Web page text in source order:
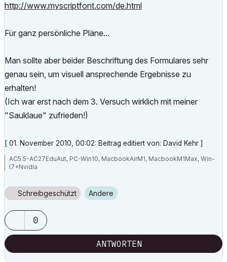
http://www.myscriptfont.com/de.html
Für ganz persönliche Pläne...
Man sollte aber beider Beschriftung des Formulares sehr
genau sein, um visuell ansprechende Ergebnisse zu
erhalten!
(Ich war erst nach dem 3. Versuch wirklich mit meiner
"Sauklaue" zufrieden!)
[ 01. November 2010, 00:02: Beitrag editiert von: David Kehr ]
AC5.5-AC27EduAut, PC-Win10, MacbookAirM1, MacbookM1Max, Win-
I7+Nvidia
Schreibgeschützt Andere
0
ANTWORTEN